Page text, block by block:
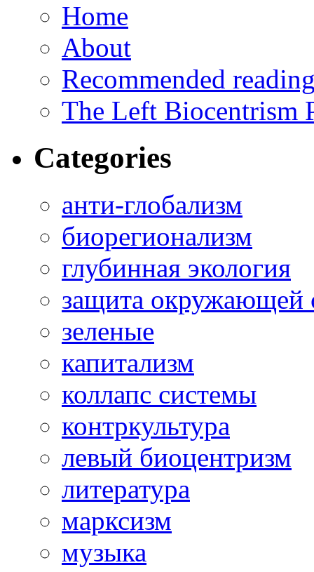
Home
About
Recommended
The Left Biocentrism
Categories
анти-глобализм
биорегионализм
глубинная экология
защита окружающей
зеленые
капитализм
коллапс системы
контркультура
левый биоцентризм
литература
марксизм
музыка